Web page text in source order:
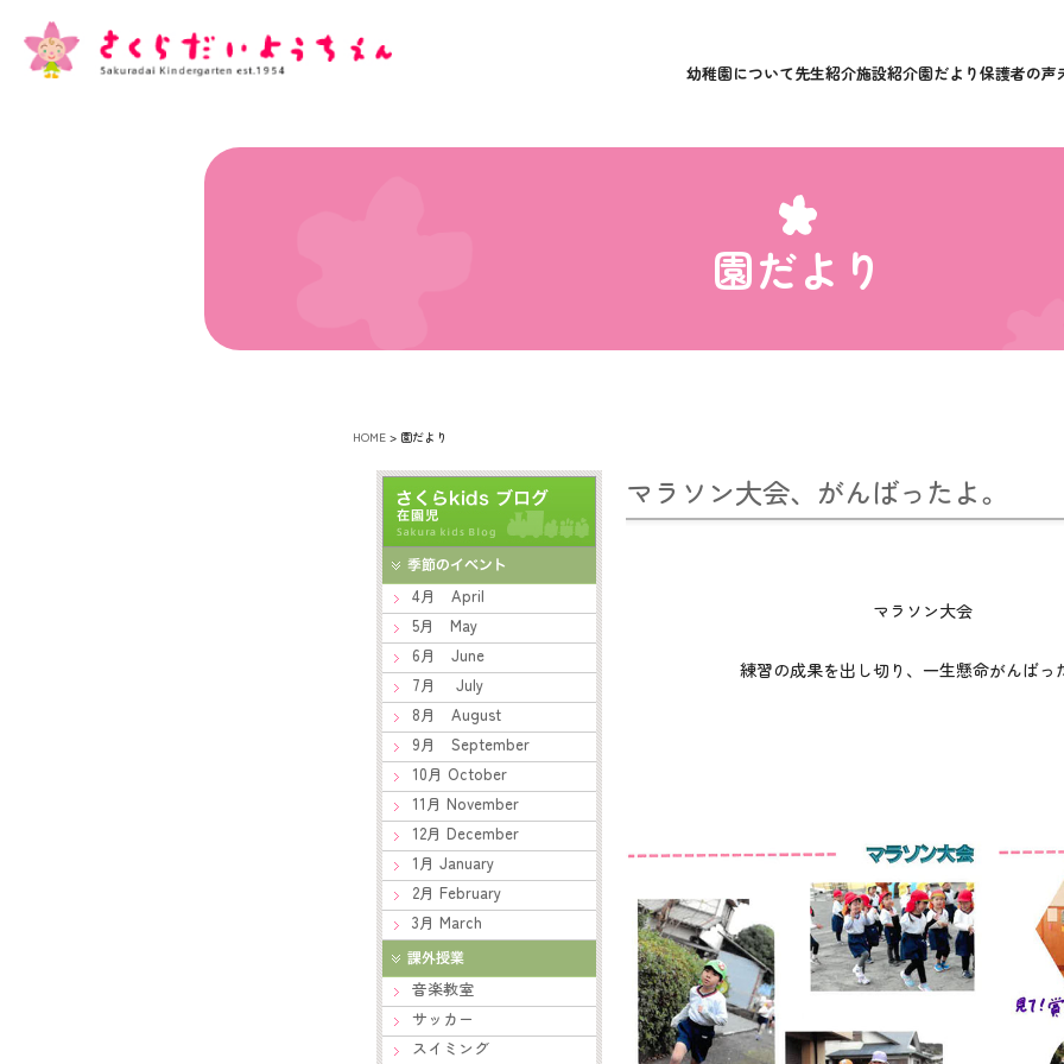
幼稚園について先生紹介施設紹介園だより保護者の声
園だより
HOME > 園だより
4月 April
5月 May
6月 June
7月 July
8月 August
9月 September
10月 October
11月 November
12月 December
1月 January
2月 February
3月 March
音楽教室
サッカー
スイミング
マラソン大会、がんばったよ。
マラソン大会
練習の成果を出し切り、一生懸命がんばっ